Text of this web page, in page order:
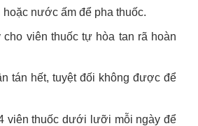
nước ấm để pha thuốc.
viên thuốc tự hòa tan rã hoàn
tán hết, tuyệt đối không được để
viên thuốc dưới lưỡi mỗi ngày để